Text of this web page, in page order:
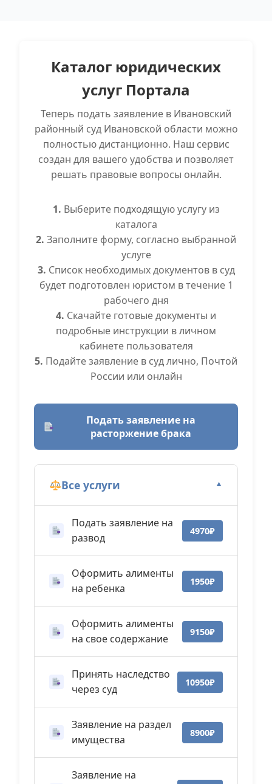
Каталог юридических
услуг Портала
Теперь подать заявление в Ивановский
районный суд Ивановской области можно
полностью дистанционно. Наш сервис
создан для вашего удобства и позволяет
решать правовые вопросы онлайн.
1. Выберите подходящую услугу из
каталога
2. Заполните форму, согласно выбранной
услуге
3. Список необходимых документов в суд
будет подготовлен юристом в течение 1
рабочего дня
4. Скачайте готовые документы и
подробные инструкции в личном
кабинете пользователя
5. Подайте заявление в суд лично, Почтой
России или онлайн
Подать заявление на
расторжение брака
Все услуги ▼
Подать заявление на
развод
4970₽
Оформить алименты
на ребенка
1950₽
Оформить алименты
на свое содержание
9150₽
Принять наследство
через суд
10950₽
Заявление на раздел
имущества
8900₽
Заявление на